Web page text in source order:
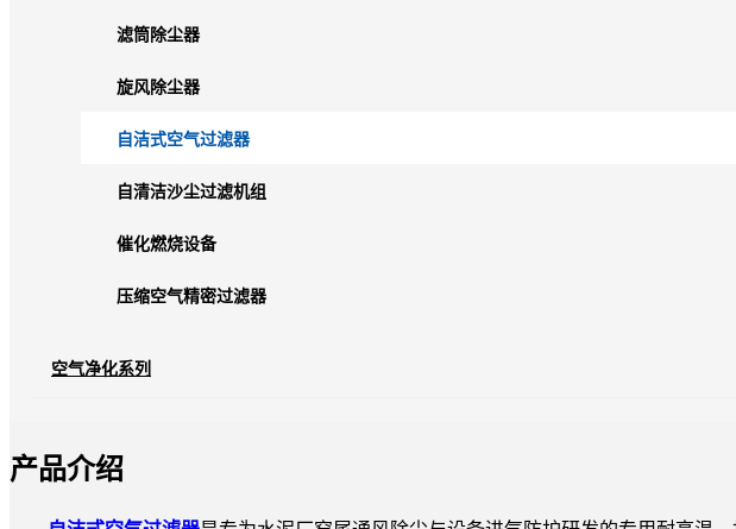
滤筒除尘器
旋风除尘器
自洁式空气过滤器
自清洁沙尘过滤机组
催化燃烧设备
压缩空气精密过滤器
空气净化系列
产品介绍